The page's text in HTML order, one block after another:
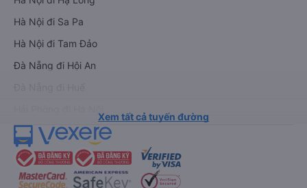
Hà Nội đi Sa Pa
Hà Nội đi Tam Đảo
Đà Nẵng đi Hội An
Xem tất cả tuyến đường